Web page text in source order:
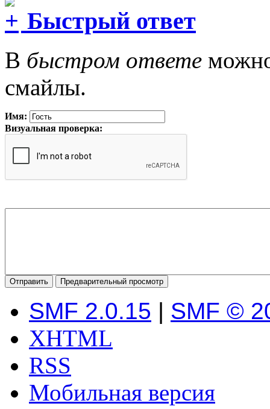
Быстрый ответ
В быстром ответе
смайлы.
Имя:
Визуальная проверка:
SMF 2.0.15 | SMF ©
XHTML
RSS
Мобильная версия